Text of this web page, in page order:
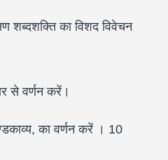
शब्दशक्ति का विशद विवेचन
से वर्णन करें।
का वर्णन करें । 10